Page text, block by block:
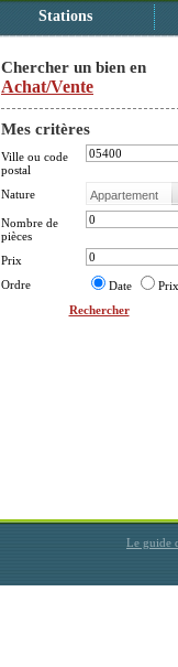
Stations
Chercher un bien en
Achat/Vente
Mes critères
Ville ou code
postal
Nature
Nombre de
pièces
Prix
Ordre
Date
Prix
Rechercher
Le guide